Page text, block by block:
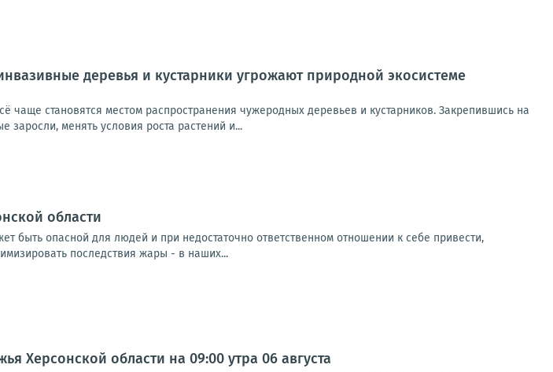
деревья и кустарники угрожают природной экосистеме
становятся местом распространения чужеродных деревьев и кустарников. Закрепившись на
менять условия роста растений и...
области
быть опасной для людей и при недостаточно ответственном отношении к себе привести,
последствия жары - в наших...
Херсонской области на 09:00 утра 06 августа